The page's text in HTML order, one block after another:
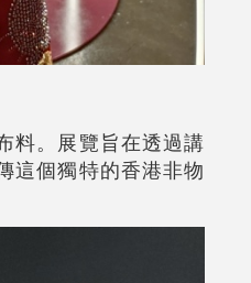
料。展覽旨在透過講
這個獨特的香港非物